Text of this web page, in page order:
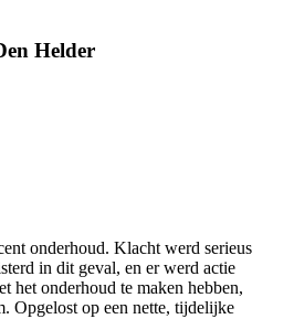
Helder
onderhoud. Klacht werd serieus
in dit geval, en er werd actie
het onderhoud te maken hebben,
Opgelost op een nette, tijdelijke